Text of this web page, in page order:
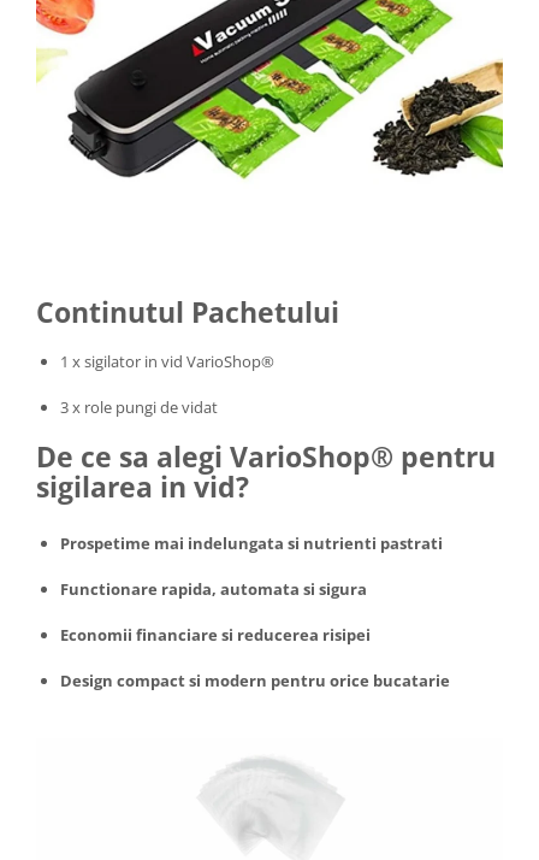
Continutul Pachetului
1 x sigilator in vid VarioShop®
3 x role pungi de vidat
De ce sa alegi VarioShop® pentru
sigilarea in vid?
Prospetime mai indelungata si nutrienti pastrati
Functionare rapida, automata si sigura
Economii financiare si reducerea risipei
Design compact si modern pentru orice bucatarie